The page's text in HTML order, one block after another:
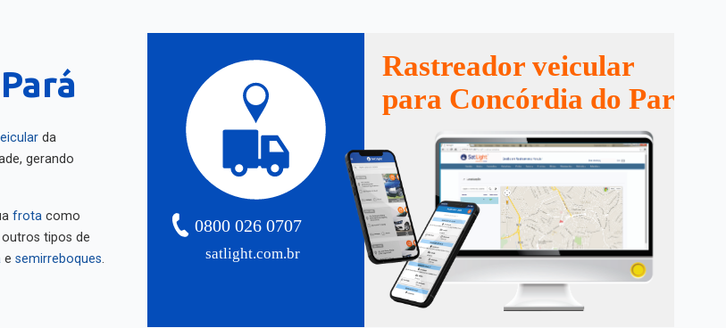
da
gerando
frota
outros tipos de
semirreboques satlight.com.br
0800 026 0707
Rastreador veicular
para Concórdia do Pará